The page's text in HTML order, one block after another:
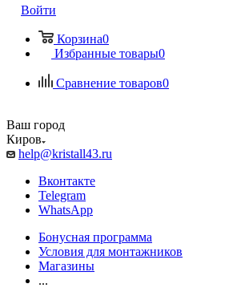
Войти
Корзина0
Избранные товары0
Сравнение товаров0
Ваш город
Киров
help@kristall43.ru
Вконтакте
Telegram
WhatsApp
Бонусная программа
Условия для монтажников
Магазины
...